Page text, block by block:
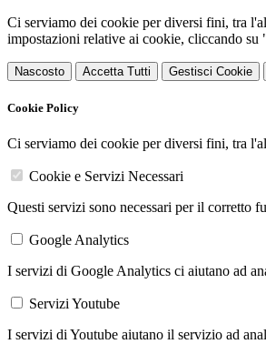
Ci serviamo dei cookie per diversi fini, tra
impostazioni relative ai cookie, cliccando su
Nascosto Accetta Tutti Gestisci Cookie
Cookie Policy
Ci serviamo dei cookie per diversi fini, tra
Cookie e Servizi Necessari
Questi servizi sono necessari per il corretto
Google Analytics
I servizi di Google Analytics ci aiutano ad
Servizi Youtube
I servizi di Youtube aiutano il servizio ad